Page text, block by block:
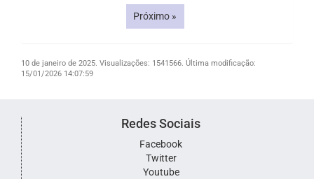
Próximo »
10 de janeiro de 2025. Visualizações: 1541566. Última modificação:
15/01/2026 14:07:59
Redes Sociais
Facebook
Twitter
Youtube